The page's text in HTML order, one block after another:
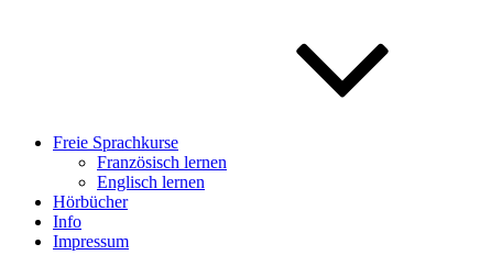
Freie Sprachkurse
Französisch lernen
Englisch lernen
Hörbücher
Info
Impressum